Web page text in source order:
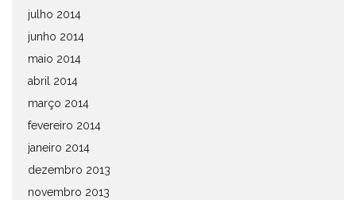
julho 2014
junho 2014
maio 2014
abril 2014
março 2014
fevereiro 2014
janeiro 2014
dezembro 2013
novembro 2013